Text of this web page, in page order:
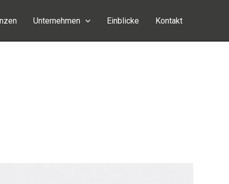
Unternehmen Einblicke Kontakt